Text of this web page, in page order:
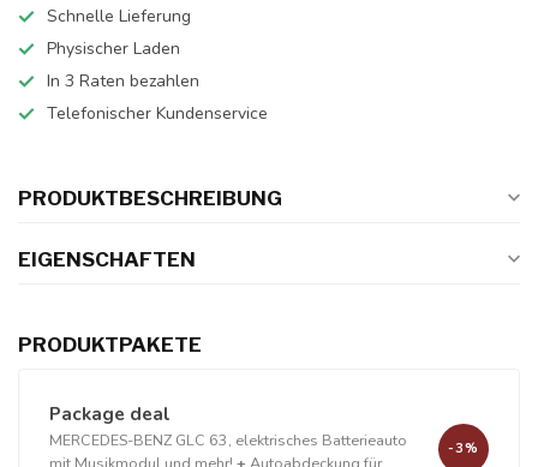
Schnelle Lieferung
Physischer Laden
In 3 Raten bezahlen
Telefonischer Kundenservice
PRODUKTBESCHREIBUNG
EIGENSCHAFTEN
PRODUKTPAKETE
Package deal
MERCEDES-BENZ GLC 63, elektrisches Batterieauto
-3%